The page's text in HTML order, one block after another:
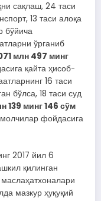
сақлаш, 24 таси
13 таси алоқа
бўйича
ўрганиб
млн 497 минг
қайта ҳисоб-
16 таси
бўлса, 18 таси суд
139 минг 146 сўм
фойдасига
2017 йил 6
қилинган
мазкур ҳуқуқий